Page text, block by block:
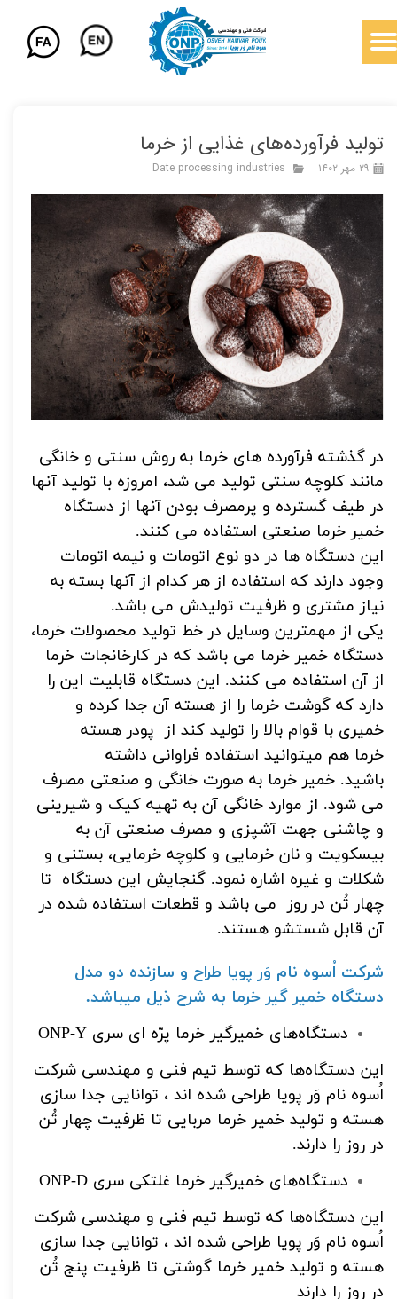
تولید فرآورده‌های غذایی از خرما
۲۹ مهر ۱۴۰۲ Date processing industries
در گذشته فرآورده های خرما به روش سنتی و خانگی
مانند کلوچه سنتی تولید می شد، امروزه با تولید آنها
در طیف گسترده و پرمصرف بودن آنها از دستگاه
خمیر خرما صنعتی استفاده می کنند.
این دستگاه ها در دو نوع اتومات و نیمه اتومات
وجود دارند که استفاده از هر کدام از آنها بسته به
نیاز مشتری و ظرفیت تولیدش می باشد.
یکی از مهمترین وسایل در خط تولید محصولات خرما،
دستگاه خمیر خرما می باشد که در کارخانجات خرما
از آن استفاده می کنند. این دستگاه قابلیت این را
دارد که گوشت خرما را از هسته آن جدا کرده و
خمیری با قوام بالا را تولید کند از پودر هسته
خرما هم میتوانید استفاده فراوانی داشته
باشید. خمیر خرما به صورت خانگی و صنعتی مصرف
می شود. از موارد خانگی آن به تهیه کیک و شیرینی
و چاشنی جهت آشپزی و مصرف صنعتی آن به
بیسکویت و نان خرمایی و کلوچه خرمایی، بستنی و
شکلات و غیره اشاره نمود. گنجایش این دستگاه تا
چهار تُن در روز می باشد و قطعات استفاده شده در
آن قابل شستشو هستند.
شرکت اُسوه نام وَر پویا طراح و سازنده دو مدل
دستگاه خمیر گیر خرما به شرح ذیل میباشد.
دستگاه‌های خمیرگیر خرما پرّه ای سری ONP-Y
این دستگاه‌ها که توسط تیم فنی و مهندسی شرکت
اُسوه نام وَر پویا طراحی شده اند ، توانایی جدا سازی
هسته و تولید خمیر خرما مربایی تا ظرفیت چهار تُن
در روز را دارند.
دستگاه‌های خمیرگیر خرما غلتکی سری ONP-D
این دستگاه‌ها که توسط تیم فنی و مهندسی شرکت
اُسوه نام وَر پویا طراحی شده اند ، توانایی جدا سازی
هسته و تولید خمیر خرما گوشتی تا ظرفیت پنج تُن
در روز را دارند